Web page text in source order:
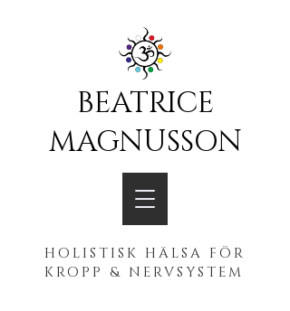
BEATRICE
MAGNUSSON
HOLISTISK HÄLSA FÖR
KROPP & NERVSYSTEM